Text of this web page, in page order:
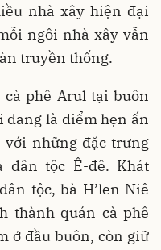
nhà xây hiện đại
ngôi nhà xây vẫn
truyền thống.
phê Arul tại buôn
đang là điểm hẹn ấn
với những đặc trưng
dân tộc Ê-đê. Khát
tộc, bà H’len Niê
thành quán cà phê
ở đầu buôn, còn giữ